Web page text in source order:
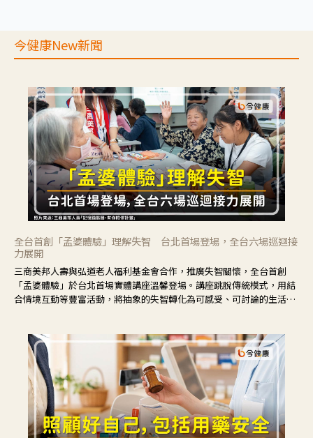
今健康New新聞
全台首創「孟婆體驗」理解失智 台北首場登場，全台六場巡迴接
力展開
三商美邦人壽與弘道老人福利基金會合作，推廣失智關懷，全台首創
「孟婆體驗」於台北首場實體講座溫馨登場。講座跳脫傳統模式，用結
合情境互動等豐富活動，將抽象的失智轉化為可感受、可討論的生活情